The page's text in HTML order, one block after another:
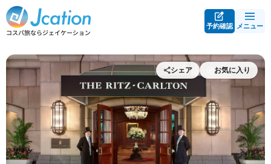
予約確認 メニュー
シェア お気に入り